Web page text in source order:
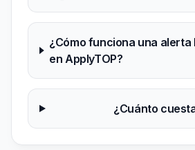
¿Cómo funciona una alerta
en ApplyTOP?
¿Cuánto